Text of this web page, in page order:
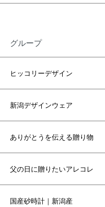
グループ
ヒッコリーデザイン
新潟デザインウェア
ありがとうを伝える贈り物
父の日に贈りたいアレコレ
国産砂時計｜新潟産